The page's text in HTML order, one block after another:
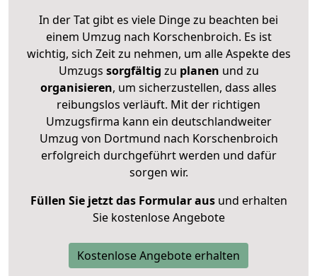
In der Tat gibt es viele Dinge zu beachten bei
einem Umzug nach Korschenbroich. Es ist
wichtig, sich Zeit zu nehmen, um alle Aspekte des
Umzugs sorgfältig zu planen und zu
organisieren, um sicherzustellen, dass alles
reibungslos verläuft. Mit der richtigen
Umzugsfirma kann ein deutschlandweiter
Umzug von Dortmund nach Korschenbroich
erfolgreich durchgeführt werden und dafür
sorgen wir.
Füllen Sie jetzt das Formular ausund erhalten
Sie kostenlose Angebote
Kostenlose Angebote erhalten